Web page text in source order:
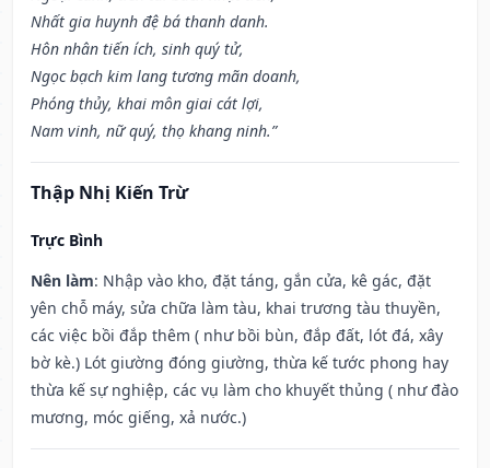
Nhất gia huynh đệ bá thanh danh.
Hôn nhân tiến ích, sinh quý tử,
Ngọc bạch kim lang tương mãn doanh,
Phóng thủy, khai môn giai cát lợi,
Nam vinh, nữ quý, thọ khang ninh.”
Thập Nhị Kiến Trừ
Trực Bình
Nên làm: Nhập vào kho, đặt táng, gắn cửa, kê gác, đặt
yên chỗ máy, sửa chữa làm tàu, khai trương tàu thuyền,
các việc bồi đắp thêm ( như bồi bùn, đắp đất, lót đá, xây
bờ kè.) Lót giường đóng giường, thừa kế tước phong hay
thừa kế sự nghiệp, các vụ làm cho khuyết thủng ( như đào
mương, móc giếng, xả nước.)